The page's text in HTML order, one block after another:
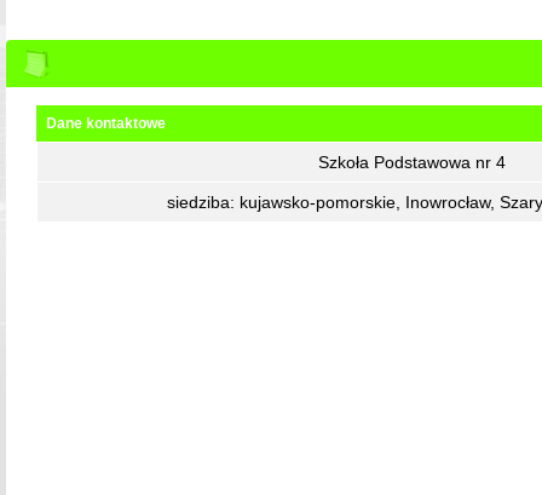
Dane kontaktowe
Szkoła Podstawowa nr 4
siedziba: kujawsko-pomorskie, Inowrocław,